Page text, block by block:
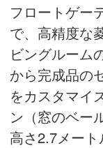
フロートゲー
で、高精度な
ビングルーム
から完成品の
をカスタマイ
ン（窓のベー
高さ2.7メート